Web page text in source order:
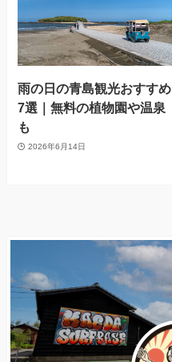
雨の日の青島観光おすすめ
7選｜無料の植物園や温泉
も
2026年6月14日